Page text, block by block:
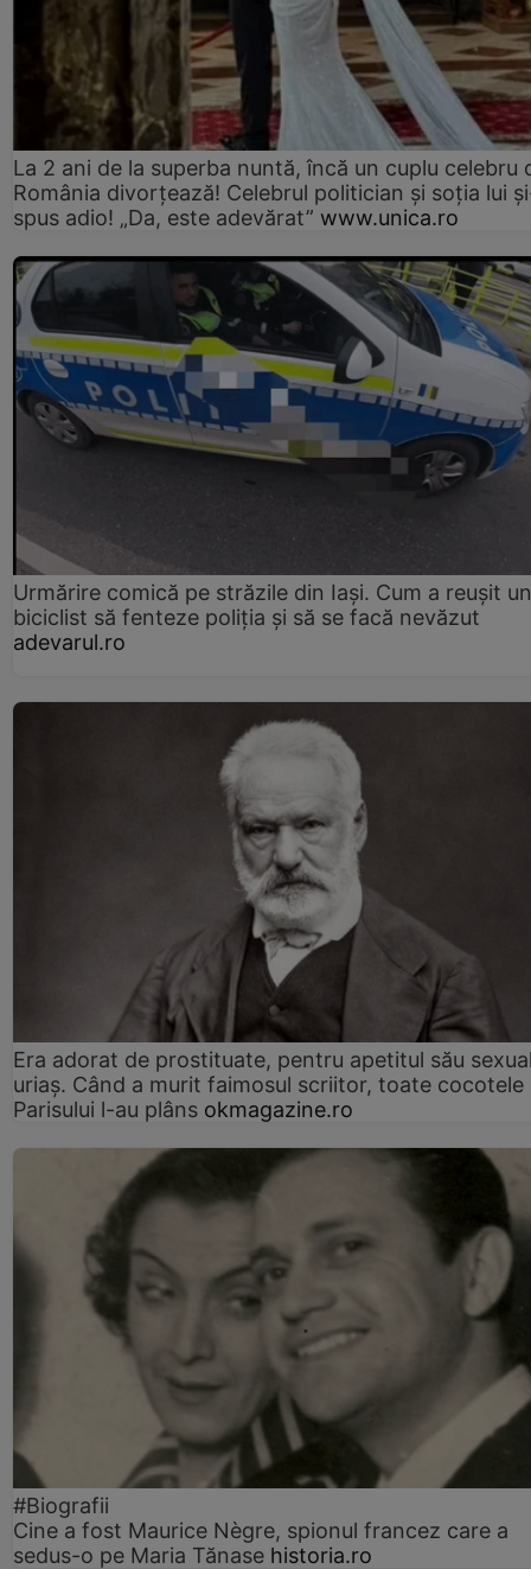
La 2 ani de la superba nuntă, încă un cuplu celebru
România divorțează! Celebrul politician și soția lui
spus adio! „Da, este adevărat” www.unica.ro
Urmărire comică pe străzile din Iași. Cum a reușit un
biciclist să fenteze poliția și să se facă nevăzut
adevarul.ro
Era adorat de prostituate, pentru apetitul său
uriaș. Când a murit faimosul scriitor, toate cocotele
Parisului l-au plâns okmagazine.ro
#Biografii
Cine a fost Maurice Nègre, spionul francez care a
sedus-o pe Maria Tănase historia.ro